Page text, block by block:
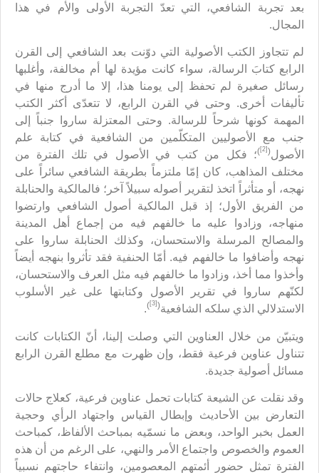
بعد تجربة الشافعي، التي تعدّ التجربة الأولى والأم في هذا
المجال.
لم تتجاوز الكتب الأصولية التي دوّنت بعد الشافعي إلى القرن
الرابع كتابَ الرسالة، سواء كانت مؤيدة لها أم مخالفة، وأغلبها
رسائل صغيرة لم تحفظ إلى يومنا هذا، إلا ما أدرج منها في
تأليفات أخرى. وحتى في القرن الرابع، لا تتعدّى أكثر الكتب
المهمة كونها شرحاً للرسالة. وحتى المعتزلة ساروا جنباً إلى
جنب مع الأصوليين المتكلّمين من الشافعية في كتابة علم
الأصول(
[2]
)؛ فكل من كتب في الأصول في تلك الفترة من
مختلف المذاهب، كان إمّا ملتزماً بطريقة الشافعي سائراً على
نهجه، أو متأثراً اتخذ لتقرير أصوله سبيلاً آخر؛ فالمالكية والحنابلة
من الفريق الأول؛ إذ قبل المالكية أصول الشافعي وارتضوا
منهاجه، وزادوا عليه ما خالفهم فيه من إجماع أهل المدينة
والمصالح المرسلة والاستحسان، وكذلك الحنابلة ساروا على
نهجه وأضافوا ما خالفهم فيه. أمّا الحنفية فقد تأثروا بنهجه أيضاً
وأخذوا مما أخذ، وزادوا ما خالفهم فيه مثل العرف والاستحسان،
لكنّهم ساروا في تقرير الأصول وكتابتها على غير الأسلوب
الاستدلالي الذي سلكه الشافعية(
[3]
)
.
ويتبيّن من خلال العناوين التي وصلت إلينا، أنّ الكتابات كانت
تتناول عناوين فرعية فقط، وإن ظهرت مع مطلع القرن الرابع
مسائل أصولية جديدة.
وقد نقلت عن الشيعة كتابات تحمل عناوين فرعية، كعلاج حالات
التعارض بين الأحاديث وإبطال القياس واجتهاد الرأي وحجية
العمل بخبر الواحد، وبعض ما نسمّيه بمباحث الألفاظ، كمباحث
العموم والخصوص واجتماع الأمر والنهي، على الرغم من أن هذه
الفترة تمثل حضور أئمتهم المعصومين، وانتفاء حاجتهم نسبياً